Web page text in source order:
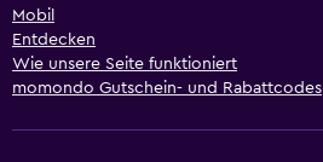
Mobil
Entdecken
Wie unsere Seite funktioniert
momondo Gutschein- und Rabattcodes